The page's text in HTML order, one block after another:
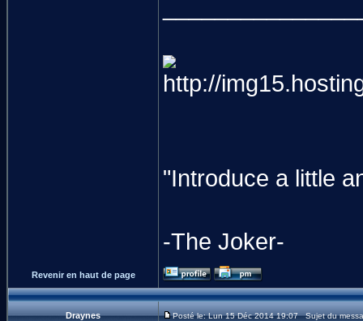
"Introduce a little
-The Joker-
Revenir en haut de page
Draynes Posté le: Lun 15 Déc 2014 19:07 Sujet du